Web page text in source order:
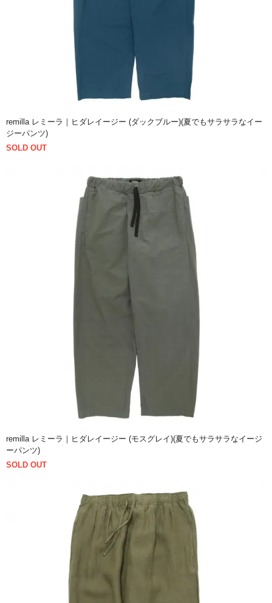
remilla レミーラ｜ヒダレイージー (ダックブルー)(夏でもサラサラなイー
ジーパンツ)
SOLD OUT
remilla レミーラ｜ヒダレイージー (モスグレイ)(夏でもサラサラなイージ
ーパンツ)
SOLD OUT